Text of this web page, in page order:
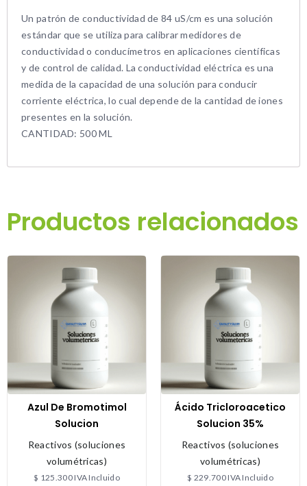
Un patrón de conductividad de 84 uS/cm es una solución
estándar que se utiliza para calibrar medidores de
conductividad o conducímetros en aplicaciones científicas
y de control de calidad. La conductividad eléctrica es una
medida de la capacidad de una solución para conducir
corriente eléctrica, lo cual depende de la cantidad de iones
presentes en la solución.
CANTIDAD: 500 ML
Productos relacionados
Azul De Bromotimol
Solucion
Reactivos (soluciones
volumétricas)
$ 125.300IVA Incluido
Ácido Tricloroacetico
Solucion 35%
Reactivos (soluciones
volumétricas)
$ 229.700IVA Incluido